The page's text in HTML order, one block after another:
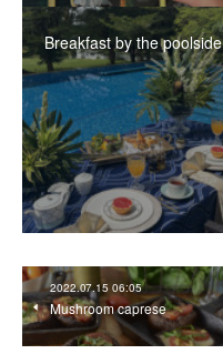
Breakfast by the poolside
2022.07.15 06:05
Mushroom caprese